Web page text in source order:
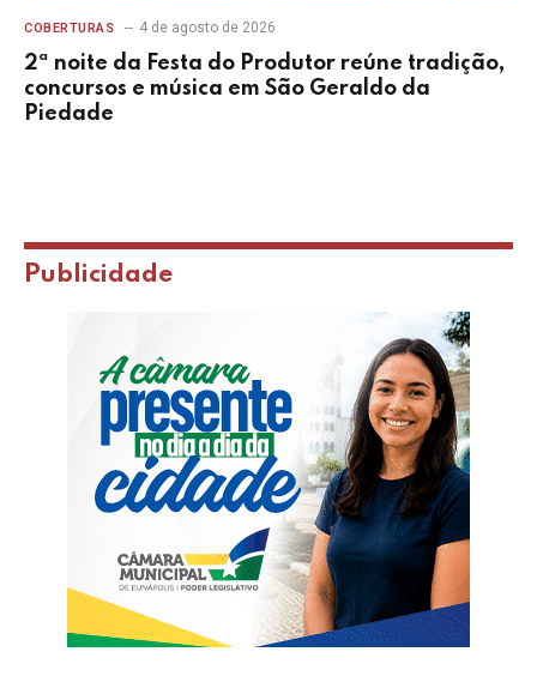
COBERTURAS 4 de agosto de 2026
2ª noite da Festa do Produtor reúne tradição,
concursos e música em São Geraldo da
Piedade
Publicidade